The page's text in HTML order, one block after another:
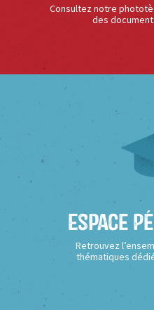
Consultez notre
des
Espace
Retrouvez
thématiques